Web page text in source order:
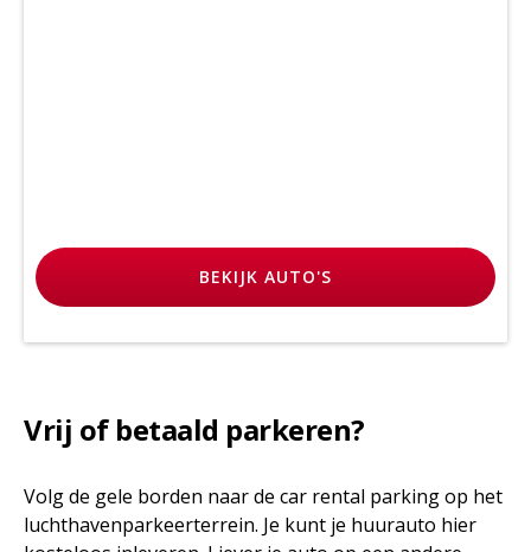
BEKIJK AUTO'S
Vrij of betaald parkeren?
Volg de gele borden naar de car rental parking op het
luchthavenparkeerterrein. Je kunt je huurauto hier